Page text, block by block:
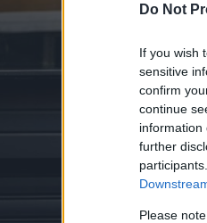
Do Not
If you wish
sensitive
confirm
continue
information
further
Please